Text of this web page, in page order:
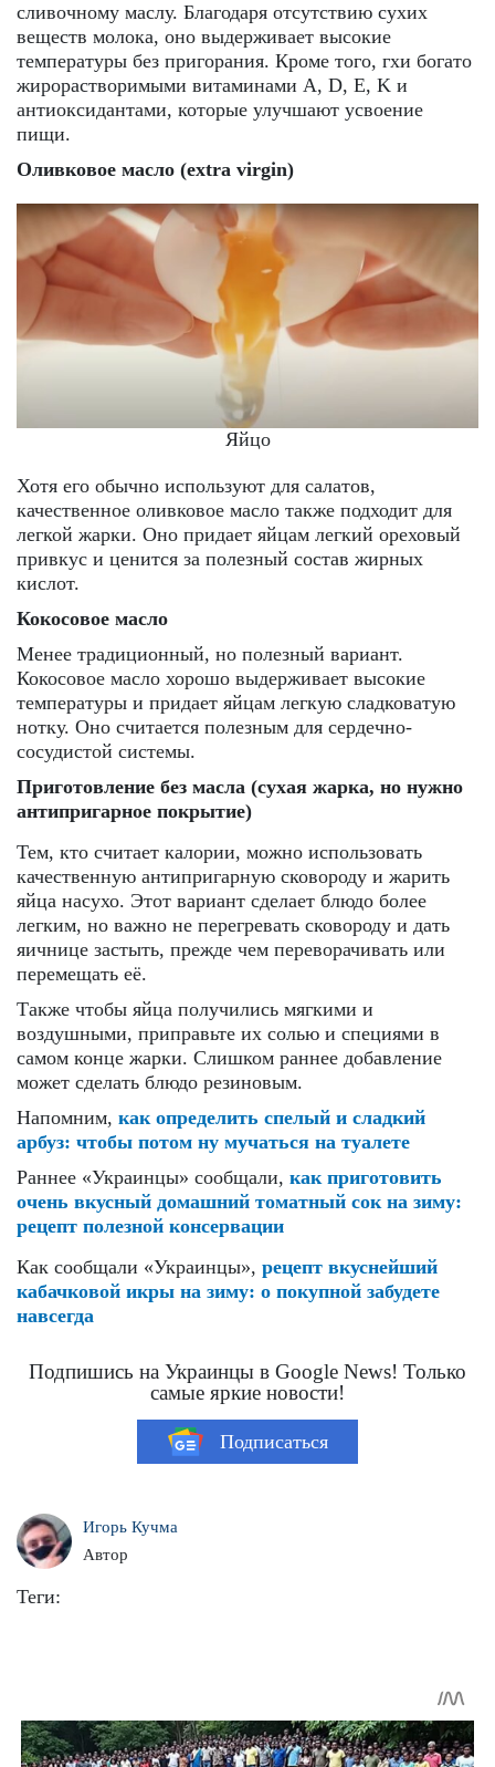
сливочному маслу. Благодаря отсутствию сухих
веществ молока, оно выдерживает высокие
температуры без пригорания. Кроме того, гхи богато
жирорастворимыми витаминами A, D, E, K и
антиоксидантами, которые улучшают усвоение
пищи.
Оливковое масло (extra virgin)
Яйцо
Хотя его обычно используют для салатов,
качественное оливковое масло также подходит для
легкой жарки. Оно придает яйцам легкий ореховый
привкус и ценится за полезный состав жирных
кислот.
Кокосовое масло
Менее традиционный, но полезный вариант.
Кокосовое масло хорошо выдерживает высокие
температуры и придает яйцам легкую сладковатую
нотку. Оно считается полезным для сердечно-
сосудистой системы.
Приготовление без масла (сухая жарка, но нужно
антипригарное покрытие)
Тем, кто считает калории, можно использовать
качественную антипригарную сковороду и жарить
яйца насухо. Этот вариант сделает блюдо более
легким, но важно не перегревать сковороду и дать
яичнице застыть, прежде чем переворачивать или
перемещать её.
Также чтобы яйца получились мягкими и
воздушными, приправьте их солью и специями в
самом конце жарки. Слишком раннее добавление
может сделать блюдо резиновым.
Напомним, как определить спелый и сладкий
арбуз: чтобы потом ну мучаться на туалете
Раннее «Украинцы» сообщали, как приготовить
очень вкусный домашний томатный сок на зиму:
рецепт полезной консервации
Как сообщали «Украинцы», рецепт вкуснейший
кабачковой икры на зиму: о покупной забудете
навсегда
Подпишись на Украинцы в Google News! Только
самые яркие новости!
Подписаться
Игорь Кучма
Автор
Теги: